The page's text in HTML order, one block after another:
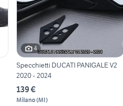
4
Specchietti DUCATI PANIGALE V2
2020 - 2024
139 €
Milano(MI)